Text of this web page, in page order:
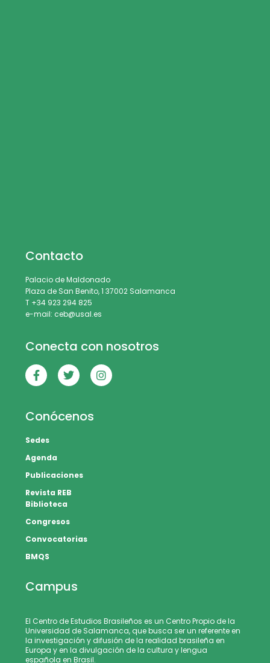
Contacto
Palacio de Maldonado
Plaza de San Benito, 1 37002 Salamanca
T +34 923 294 825
e-mail: ceb@usal.es
Conecta con nosotros
Conócenos
Sedes
Agenda
Publicaciones
Revista REB
Biblioteca
Congresos
Convocatorias
BMQS
Campus
El Centro de Estudios Brasileños es un Centro Propio de la
Universidad de Salamanca, que busca ser un referente en
la investigación y difusión de la realidad brasileña en
Europa y en la divulgación de la cultura y lengua
española en Brasil.